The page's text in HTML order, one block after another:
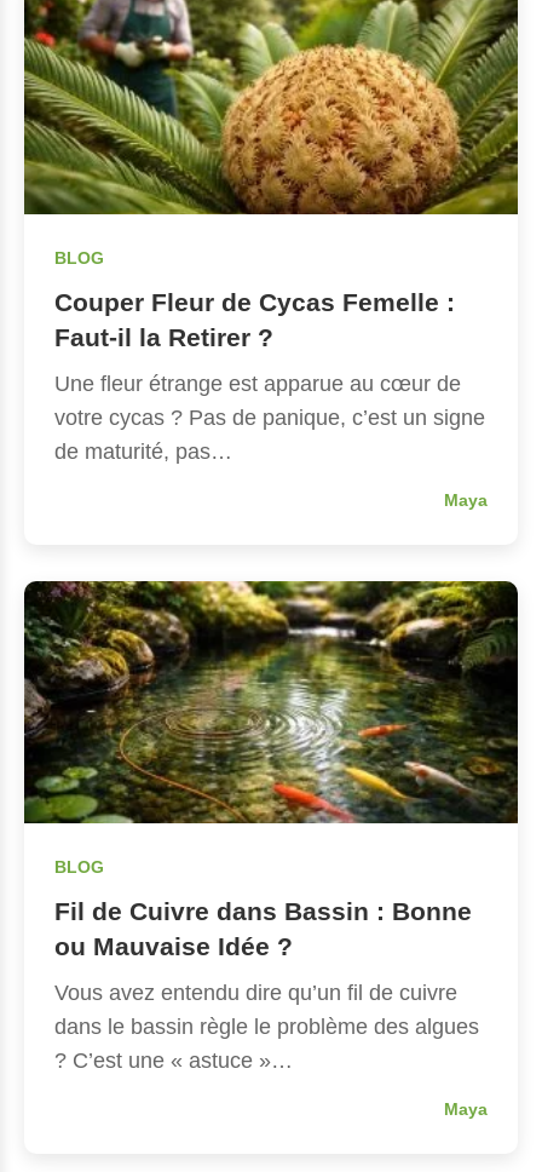
BLOG
Couper Fleur de Cycas Femelle :
Faut-il la Retirer ?
Une fleur étrange est apparue au cœur de
votre cycas ? Pas de panique, c’est un signe
de maturité, pas…
Maya
BLOG
Fil de Cuivre dans Bassin : Bonne
ou Mauvaise Idée ?
Vous avez entendu dire qu’un fil de cuivre
dans le bassin règle le problème des algues
? C’est une « astuce »…
Maya